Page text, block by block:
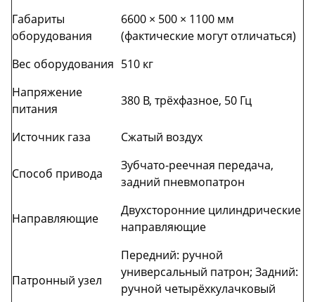
Габариты
оборудования
6600 × 500 × 1100 мм
(фактические могут отличаться)
Вес оборудования 510 кг
Напряжение
питания
380 В, трёхфазное, 50 Гц
Источник газа Сжатый воздух
Способ привода
Зубчато-реечная передача,
задний пневмопатрон
Направляющие
Двухсторонние цилиндрические
направляющие
Патронный узел
Передний: ручной
универсальный патрон; Задний:
ручной четырёхкулачковый